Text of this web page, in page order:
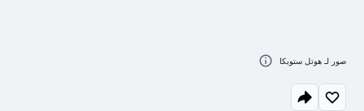
صور لـ هوتل ستوبكا